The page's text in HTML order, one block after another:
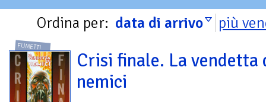
Ordina per: data di arrivo più
FUMETTI
Crisi finale. La vendetta
nemici